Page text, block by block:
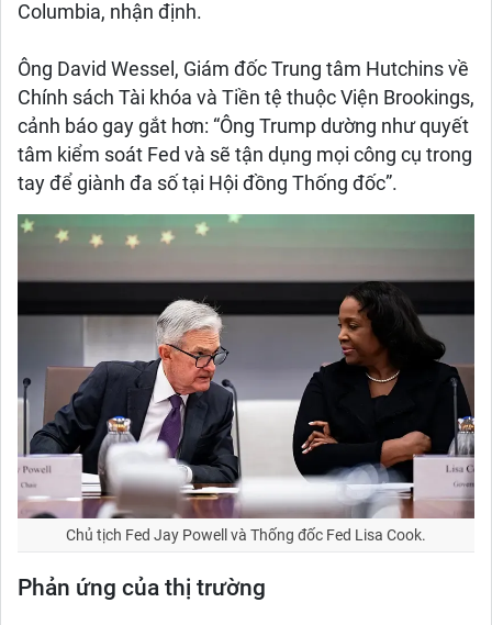
Columbia, nhận định.
Ông David Wessel, Giám đốc Trung tâm Hutchins về
Chính sách Tài khóa và Tiền tệ thuộc Viện Brookings,
cảnh báo gay gắt hơn: “Ông Trump dường như quyết
tâm kiểm soát Fed và sẽ tận dụng mọi công cụ trong
tay để giành đa số tại Hội đồng Thống đốc”.
Chủ tịch Fed Jay Powell và Thống đốc Fed Lisa Cook.
Phản ứng của thị trường